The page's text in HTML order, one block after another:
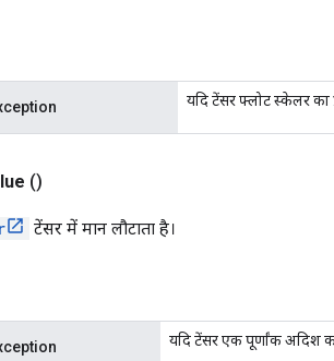
यदि टेंसर फ्लोट स्केलर का
()
टेंसर में मान लौटाता है।
यदि टेंसर एक पूर्णांक अदिश का